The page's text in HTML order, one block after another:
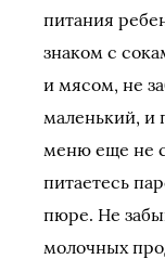
питания
знаком с
и мясом, не
маленький, и
меню еще не
питаетесь
пюре. Не
молочных